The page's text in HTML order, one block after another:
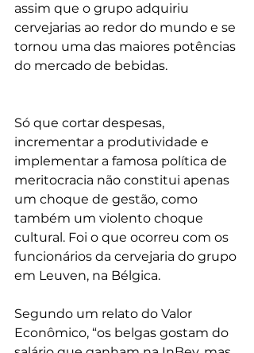
assim que o grupo adquiriu
cervejarias ao redor do mundo e se
tornou uma das maiores potências
do mercado de bebidas.
Só que cortar despesas,
incrementar a produtividade e
implementar a famosa política de
meritocracia não constitui apenas
um choque de gestão, como
também um violento choque
cultural. Foi o que ocorreu com os
funcionários da cervejaria do grupo
em Leuven, na Bélgica.
Segundo um relato do Valor
Econômico, “os belgas gostam do